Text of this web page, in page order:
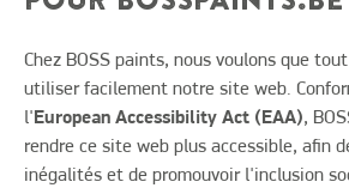
Chez BOSS paints, nous voulons que
utiliser facilement notre site web.
l' European Accessibility Act (EAA),
rendre ce site web plus accessible, afin
inégalités et de promouvoir l'inclusion